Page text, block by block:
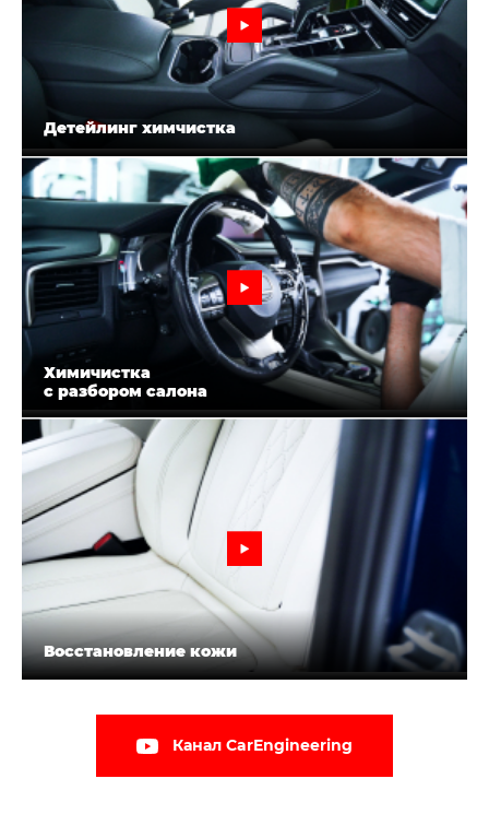
Детейлинг химчистка
Химичистка
с разбором салона
Восстановление кожи
Канал CarEngineering